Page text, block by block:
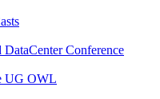
Conference
UG OWL